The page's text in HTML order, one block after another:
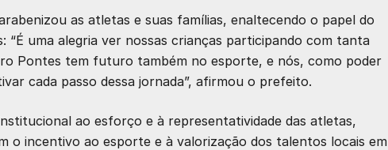
as atletas e suas famílias, enaltecendo o papel do
“É uma alegria ver nossas crianças participando com tanta
Pontes tem futuro também no esporte, e nós, como poder
cada passo dessa jornada”, afirmou o prefeito.
ao esforço e à representatividade das atletas,
o incentivo ao esporte e à valorização dos talentos locais em